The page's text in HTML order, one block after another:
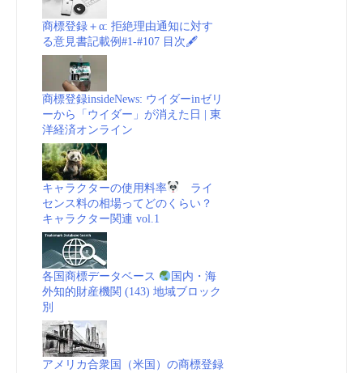
商標登録＋α: 拒絶理由通知に対す
る意見書記載例#1-#107 目次🖋
商標登録insideNews: ウイダーinゼリ
ーから「ウイダー」が消えた日 | 東
洋経済オンライン
キャラクターの使用料率
ライ
センス料の相場ってどのくらい？
キャラクター関連 vol.1
各国商標データベース
国内・海
外知的財産機関 (143) 地域ブロック
別
アメリカ合衆国（米国）の商標登録